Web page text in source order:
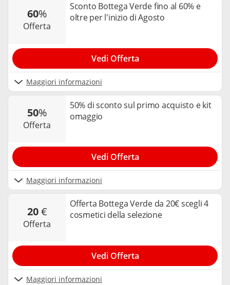
60%
offerta
Sconto Bottega Verde fino al 60% e
oltre per l'inizio di Agosto
Maggiori informazioni
Vedi Offerta
50%
offerta
50% di sconto sul primo acquisto e kit
omaggio
Maggiori informazioni
Vedi Offerta
20€
offerta
Offerta Bottega Verde da 20€ scegli 4
cosmetici della selezione
Maggiori informazioni
Vedi Offerta